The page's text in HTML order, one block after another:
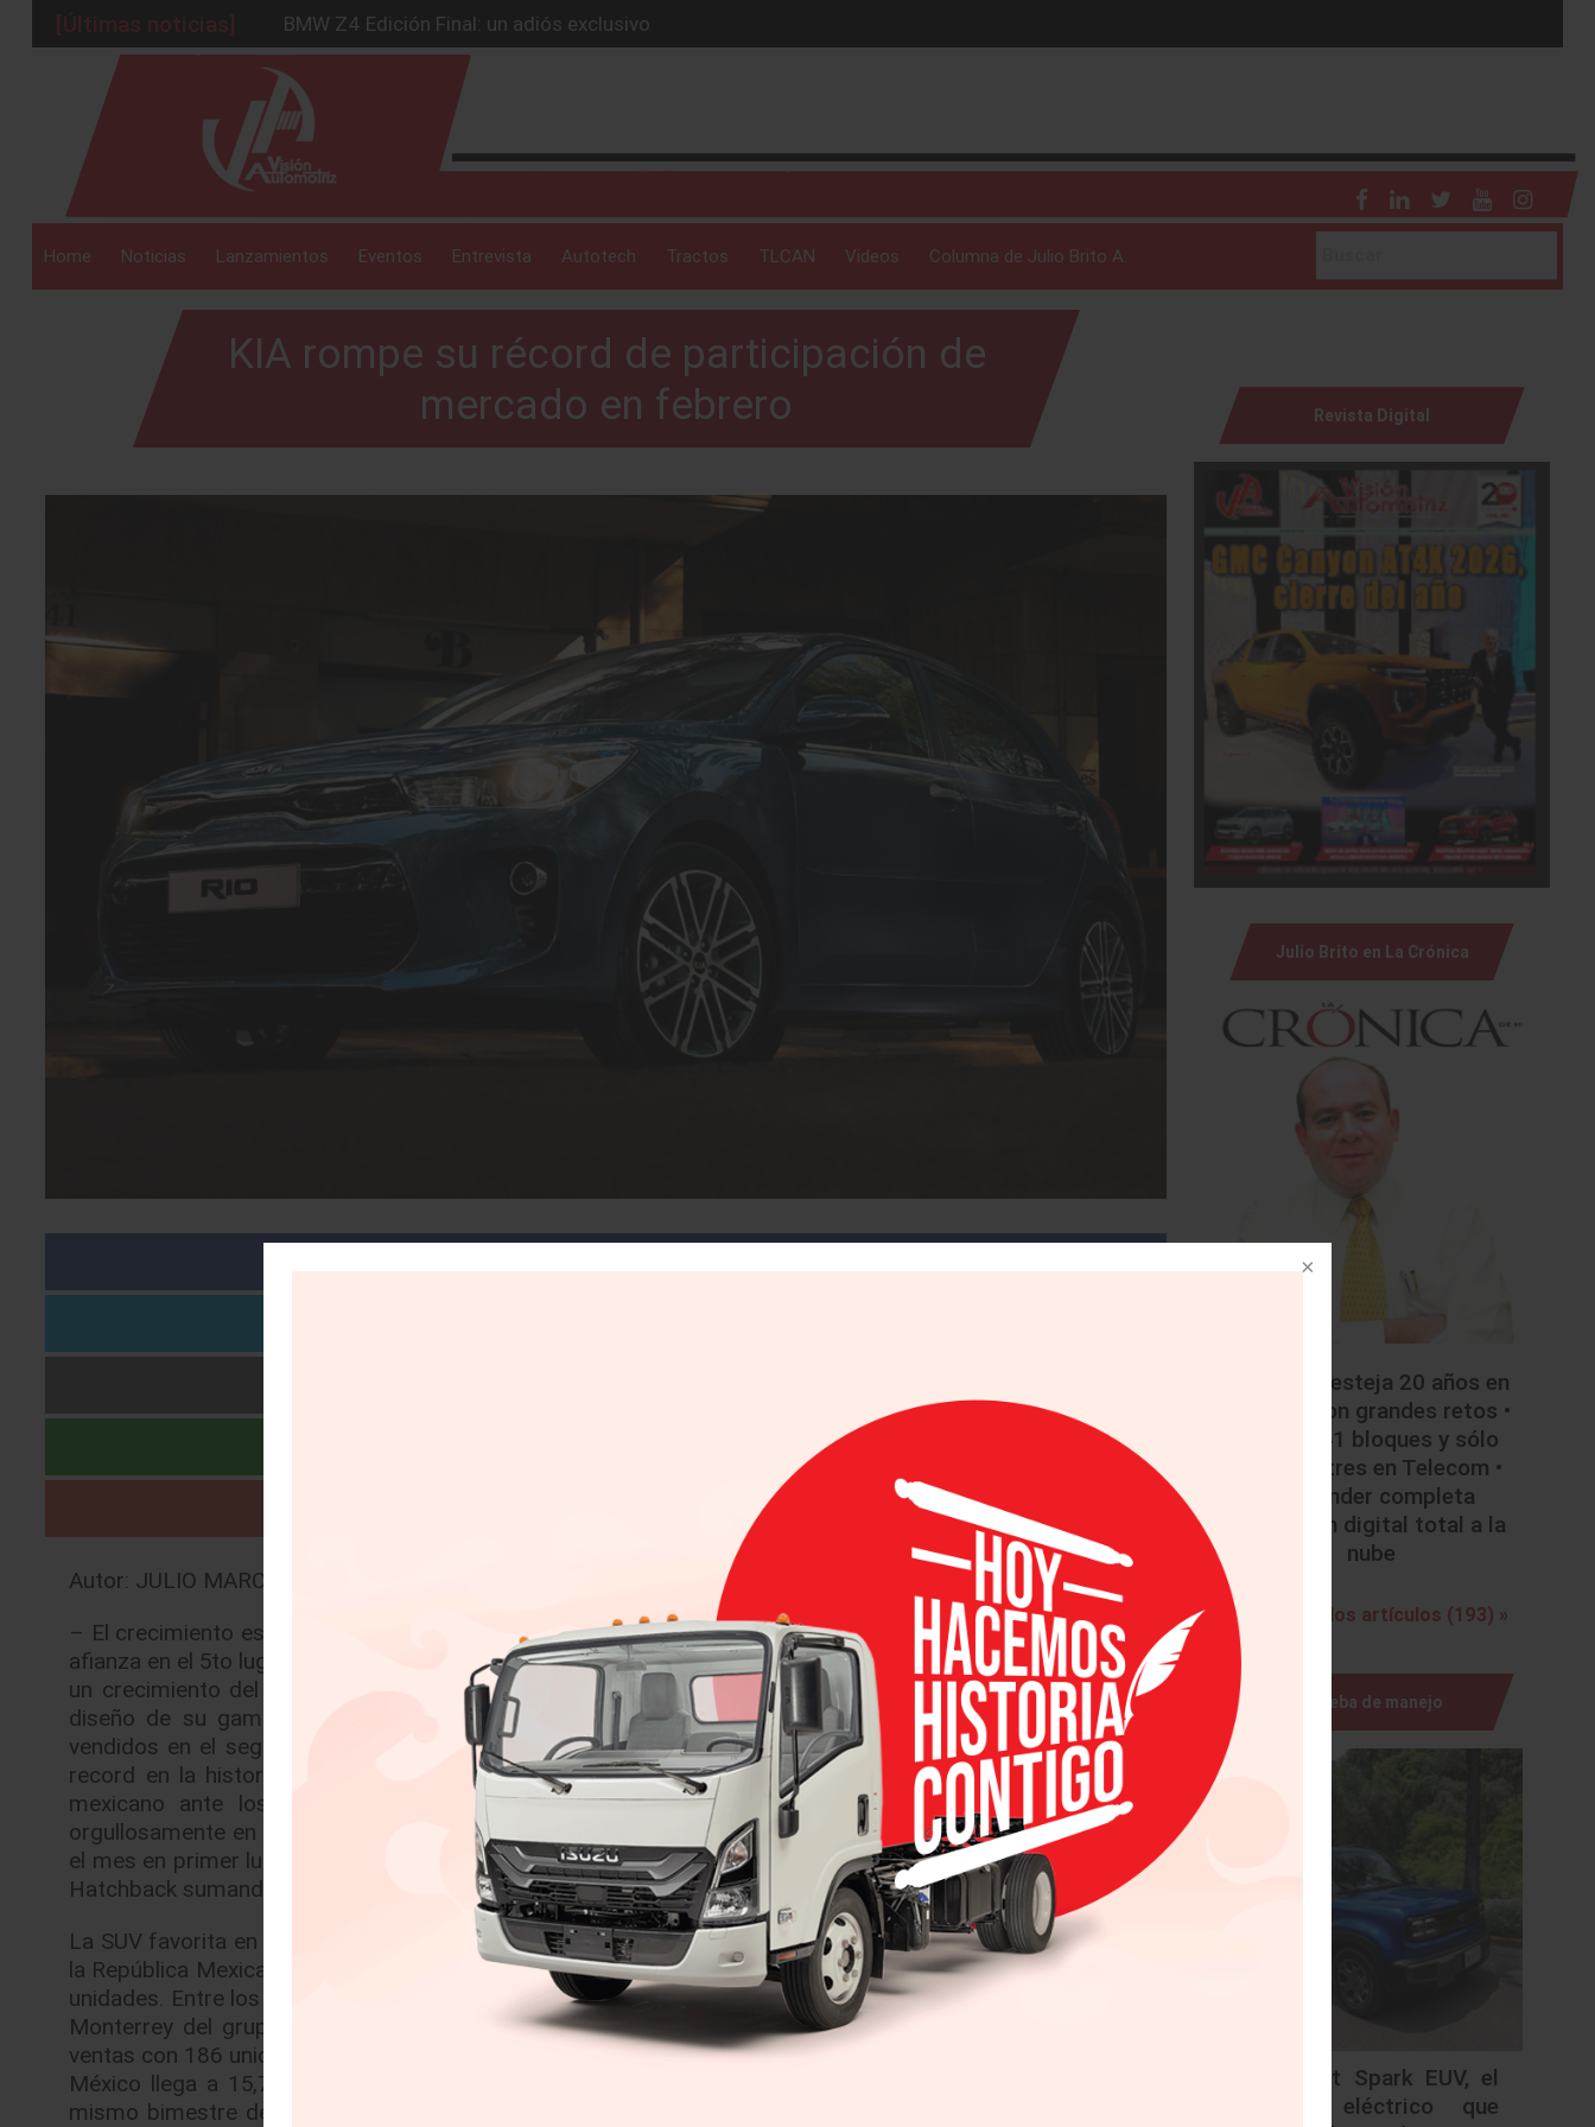
[Últimas noticias]
BMW Z4 Edición Final: un adiós exclusivo
Ford Edge Híbrida: la SUV que evoluciona
Ventas se estabilizan: INEGI
Será 2026, año de evolución profunda: Peñafiel
Chirey lanzará su primera pick-up en 2026
Home Noticias Lanzamientos Eventos Entrevista Autotech Tractos TLCAN Videos Columna de Julio Brito A.
KIA rompe su récord de participación de
mercado en febrero
Autor: JULIO MARCELO BRITO ALVISO |
– El crecimiento es una constante para KIA Motors México, y al cierre de febrero, la armadora coreana se
afianza en el 5to lugar de ventas en el país, al entregar 7,703 unidades en los 28 días del mes, consiguiendo
un crecimiento del 1.2% respecto al mismo periodo del año anterior, gracias a la calidad, desempeño y
diseño de su gama, la de mayor garantía en el país, con 7 años o 150,000 km. Los 7,703 vehículos
vendidos en el segundo mes del año representan un 7.4% de participación en el mercado nacional, cifra
record en la historia de la marca surcoreana y son una muestra clara de la confianza del consumidor
mexicano ante los productos de la armadora coreana, destacando el modelo KIA Rio, producido
orgullosamente en la planta de Pesquería, Nuevo León. KIA Rio en sus versiones sedán y hatchback cierra
el mes en primer lugar al conseguir la venta de 2,847 unidades, le sigue Forte sedán y el nuevo modelo GT
Hatchback sumando 1,548 unidades.
La SUV favorita en el segmento KIA Sportage, logró la tercera posición con 1,218 vehículos entregados en
la República Mexicana, mientras que Soul se apodera del cuarto lugar con 918 vehículos y Sorento con 730
unidades. Entre los distribuidores que lograron el mayor número de ventas se encuentra: KIA Lindavista en
Monterrey del grupo Car One con 194 vehículos entregados, KIA Nova Querétaro en segundo lugar de
ventas con 186 unidades y KIA Del Valle en CDMX, el cual entregó 185 unidades. Con esta cifra, KIA Motors
México llega a 15,713 unidades vendidas en 2019, lo que significa un crecimiento del 1.1% respecto al
mismo bimestre de 2018 y mantiene su compromiso de ofrecer la mayor calidad y servicio a todos los
Revista Digital
Julio Brito en La Crónica
• Mazda festeja 20 años en
México con grandes retos •
Licitan 41 bloques y sólo
colocan tres en Telecom •
Santander completa
migración digital total a la
nube
Ver todos los artículos (193) »
Prueba de manejo
Chevrolet Spark EUV, el
urbano eléctrico que